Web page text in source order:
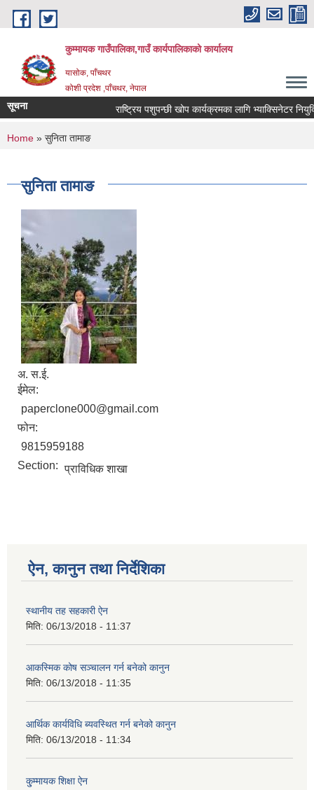
Skip to main content
कुम्मायक गाउँपालिका,गाउँ कार्यपालिकाको कार्यालय
यासोक, पाँचथर
कोशी प्रदेश ,पाँचथर, नेपाल
सूचना राष्ट्रिय पशुपन्छी खोप कार्यक्रमका लागि भ्याक्सिनेटर
You are here
Home » सुनिता तामाङ
सुनिता तामाङ
अ. स.ई.
ईमेल:
paperclone000@gmail.com
फोन:
9815959188
Section: प्राविधिक शाखा
ऐन, कानुन तथा निर्देशिका
स्थानीय तह सहकारी ऐन
मिति: 06/13/2018 - 11:37
आकस्मिक कोष सञ्चालन गर्न बनेको कानुन
मिति: 06/13/2018 - 11:35
आर्थिक कार्यविधि ब्यवस्थित गर्न बनेको कानुन
मिति: 06/13/2018 - 11:34
कु्म्मायक शिक्षा ऐन